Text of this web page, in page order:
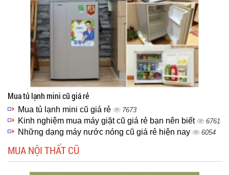
Mua tủ lạnh mini cũ giá rẻ
Mua tủ lạnh mini cũ giá rẻ 7673
Kinh nghiệm mua máy giặt cũ giá rẻ bạn nên biết 6761
Những dạng máy nước nóng cũ giá rẻ hiện nay 6054
MUA NỘI THẤT CŨ